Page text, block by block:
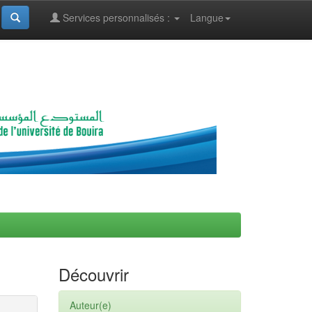
Langue
Services personnalisés :
Découvrir
Auteur(e)